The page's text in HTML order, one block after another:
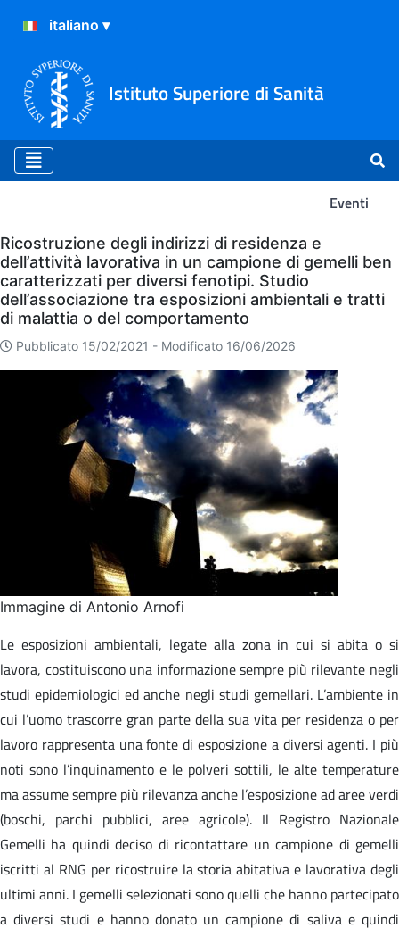
Istituto Superiore di Sanità
Eventi
Eventi
Ricostruzione degli indirizzi di residenza e
dell’attività lavorativa in un campione di gemelli ben
caratterizzati per diversi fenotipi. Studio
dell’associazione tra esposizioni ambientali e tratti
di malattia o del comportamento
Pubblicato 15/02/2021 - Modificato 16/06/2026
Immagine di Antonio Arnofi
Le esposizioni ambientali, legate alla zona in cui si abita o si
lavora, costituiscono una informazione sempre più rilevante negli
studi epidemiologici ed anche negli studi gemellari. L’ambiente in
cui l’uomo trascorre gran parte della sua vita per residenza o per
lavoro rappresenta una fonte di esposizione a diversi agenti. I più
noti sono l’inquinamento e le polveri sottili, le alte temperature
ma assume sempre più rilevanza anche l’esposizione ad aree verdi
(boschi, parchi pubblici, aree agricole). Il Registro Nazionale
Gemelli ha quindi deciso di ricontattare un campione di gemelli
iscritti al RNG per ricostruire la storia abitativa e lavorativa degli
ultimi anni. I gemelli selezionati sono quelli che hanno partecipato
a diversi studi e hanno donato un campione di saliva e quindi